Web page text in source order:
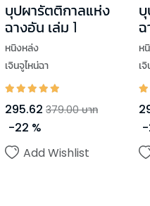
บุปผารัตติกาลแห่ง
ฉางอัน เล่ม 1
หนิงหล่ง
เจินจูไหน่ฉา
295.62 379.00 บาท
-22 %
Add Wishlist
ฉ
ห
เ
-